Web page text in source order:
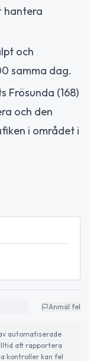
hantera
och
samma dag.
Frösunda (168)
och den
i området i
Anmäl fel
automatiserade
att rapportera
kontroller kan fel